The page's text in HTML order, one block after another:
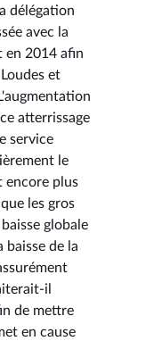
délégation
avec la
en 2014 afin
et
atterrissage
service
le
encore plus
les gros
globale
baisse de la
il
de mettre
en cause